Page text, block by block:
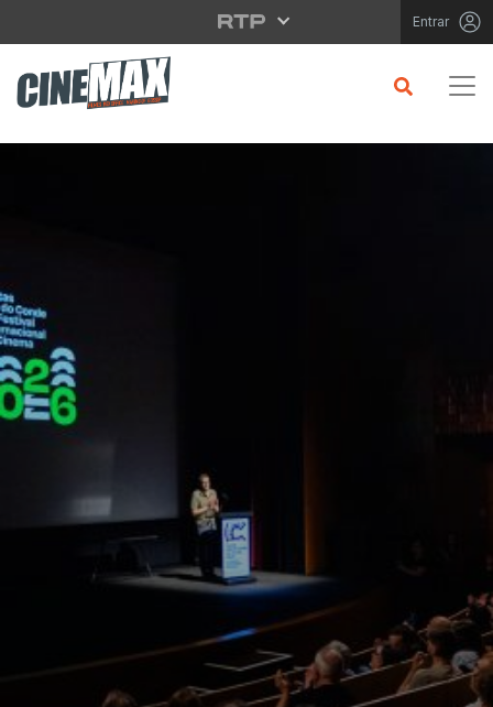
Saltar para o conteúdo principal Entrar